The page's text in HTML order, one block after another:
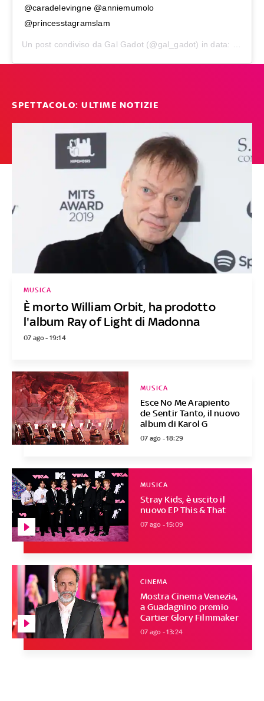
@caradelevingne @anniemumolo
@princesstagramslam
Un post condiviso da Gal Gadot (@gal_gadot) in data: 18 Mar
SPETTACOLO: ULTIME NOTIZIE
È morto William Orbit, ha prodotto
l'album Ray of Light di Madonna
MUSICA
07 ago - 19:14
Esce No Me Arapiento
de Sentir Tanto, il nuovo
album di Karol G
MUSICA
07 ago - 18:29
Stray Kids, è uscito il
nuovo EP This & That
MUSICA
07 ago - 15:09
Mostra Cinema Venezia,
a Guadagnino premio
Cartier Glory Filmmaker
CINEMA
07 ago - 13:24